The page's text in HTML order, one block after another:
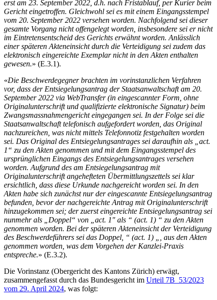
erst am 23. September 2022, d.h. nach Fristablauf, per Kurier beim
Gericht eingetroffen. Gleichwohl sei es mit einem Eingangsstempel
vom 20. September 2022 versehen worden. Nachfolgend sei dieser
gesamte Vorgang nicht offengelegt worden, insbesondere sei er nicht
im Eintretensentscheid des Gerichts erwähnt worden. Anlässlich
einer späteren Akteneinsicht durch die Verteidigung sei zudem das
elektronisch eingereichte Exemplar nicht in den Akten enthalten
gewesen.» (E.3.1).
«Die Beschwerdegegner brachten im vorinstanzlichen Verfahren
vor, dass der Entsiegelungsantrag der Staatsanwaltschaft am 20.
September 2022 via WebTransfer (in eingescannter Form, ohne
Originalunterschrift und qualifizierte elektronische Signatur) beim
Zwangsmassnahmengericht eingegangen sei. In der Folge sei die
Staatsanwaltschaft telefonisch aufgefordert worden, das Original
nachzureichen, was nicht mittels Telefonnotiz festgehalten worden
sei. Das Original des Entsiegelungsantrages sei daraufhin als „act.
1“ zu den Akten genommen und mit dem Eingangsstempel des
ursprünglichen Eingangs des Entsiegelungsantrages versehen
worden. Aufgrund des am Entsiegelungsantrag mit
Originalunterschrift angehefteten Übermittlungszettels sei klar
ersichtlich, dass diese Urkunde nachgereicht worden sei. In den
Akten habe sich zunächst nur der eingescannte Entsiegelungsantrag
befunden, bevor der nachgereichte Antrag mit Originalunterschrift
hinzugekommen sei; der zuerst eingereichte Entsiegelungsantrag sei
nunmehr als „Doppel“ von „act. 1″ als “ (act. 1) “ zu den Akten
genommen worden. Bei der späteren Akteneinsicht der Verteidigung
des Beschwerdeführers sei das Doppel, “ (act. 1) „, aus den Akten
genommen worden, was dem Vorgehen der Kanzlei-Praxis
entspreche.» (E.3.2).
Die Vorinstanz (Obergericht des Kantons Zürich) erwägt,
zusammengefasst durch das Bundesgericht im Urteil 7B_53/2023
vom 29. April 2024, was folgt: